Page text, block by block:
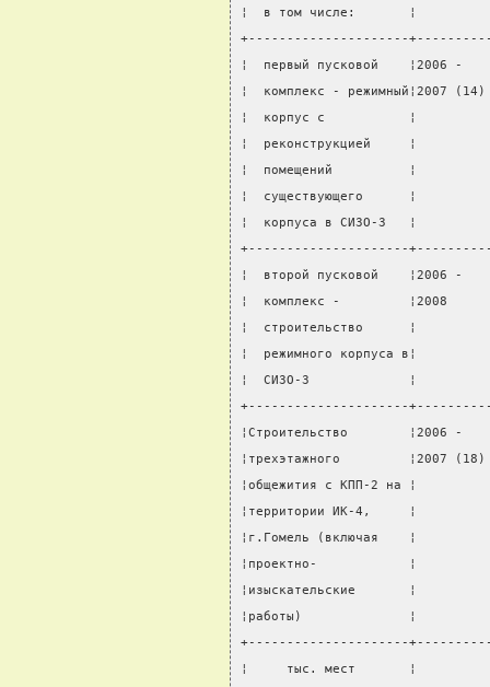
¦  в том числе:       ¦
+---------------------
¦  первый пусковой
¦  комплекс -
¦  корпус с           ¦
¦  реконструкцией
¦  помещений          ¦
¦  существующего
¦  корпуса в СИЗО-3
+---------------------
¦  второй пусковой
¦  комплекс -
¦  строительство
¦  режимного корпуса
¦  СИЗО-3             ¦
+---------------------
¦Строительство
¦трехэтажного
¦общежития с КПП-2
¦территории ИК-4,
¦г.Гомель (включая
¦проектно-            ¦
¦изыскательские
¦работы)              ¦
+---------------------
¦     тыс. мест       ¦